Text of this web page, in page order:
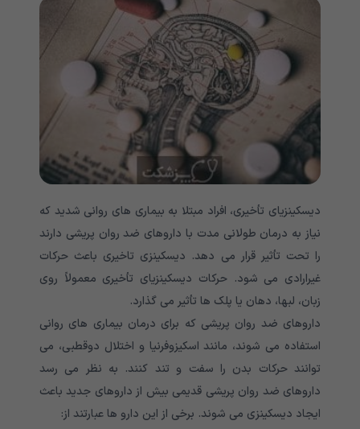
دیسکینزیای تأخیری، افراد مبتلا به بیماری های روانی شدید که
نیاز به درمان طولانی مدت با داروهای ضد روان پریشی دارند
را تحت تأثیر قرار می دهد. دیسکینزی تاخیری باعث حرکات
غیرارادی می شود. حرکات دیسکینزیای تأخیری معمولاً روی
زبان، لبها، دهان یا پلک ها تأثیر می گذارد.
داروهای ضد روان پریشی که برای درمان بیماری های روانی
استفاده می شوند، مانند اسکیزوفرنیا و اختلال دوقطبی، می
توانند حرکات بدن را سفت و تند کنند. به نظر می رسد
داروهای ضد روان پریشی قدیمی بیش از داروهای جدید باعث
ایجاد دیسکینزی می شوند. برخی از این دارو ها عبارتند از: